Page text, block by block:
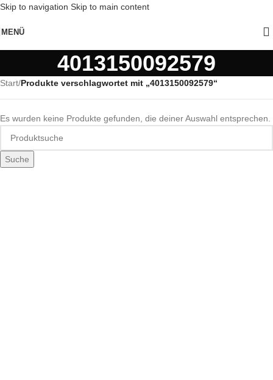
Skip to navigation Skip to main content
MENÜ
4013150092579
Start/Produkte verschlagwortet mit „4013150092579“
Es wurden keine Produkte gefunden, die deiner Auswahl entsprechen.
Suche